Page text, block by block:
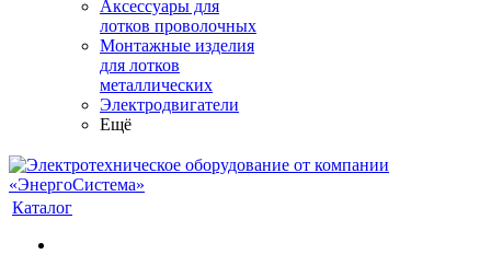
Аксессуары для
лотков проволочных
Монтажные изделия
для лотков
металлических
Электродвигатели
Ещё
Каталог